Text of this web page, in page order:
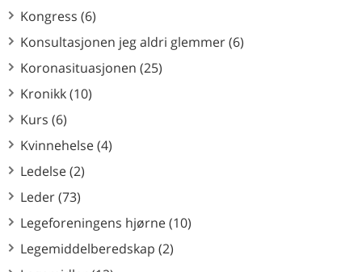
Kongress (6)
Konsultasjonen jeg aldri glemmer (6)
Koronasituasjonen (25)
Kronikk (10)
Kurs (6)
Kvinnehelse (4)
Ledelse (2)
Leder (73)
Legeforeningens hjørne (10)
Legemiddelberedskap (2)